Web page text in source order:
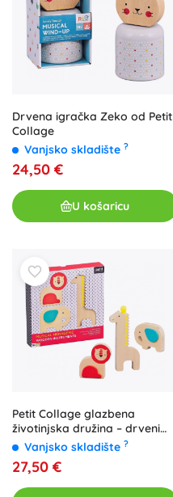
Drvena igračka Zeko od Petit
Collage
Vanjsko skladište ?
24,50 €
U košaricu
Petit Collage glazbena
životinjska družina – drveni
glazbeni instrumenti za djecu,
3 kom
Vanjsko skladište ?
27,50 €